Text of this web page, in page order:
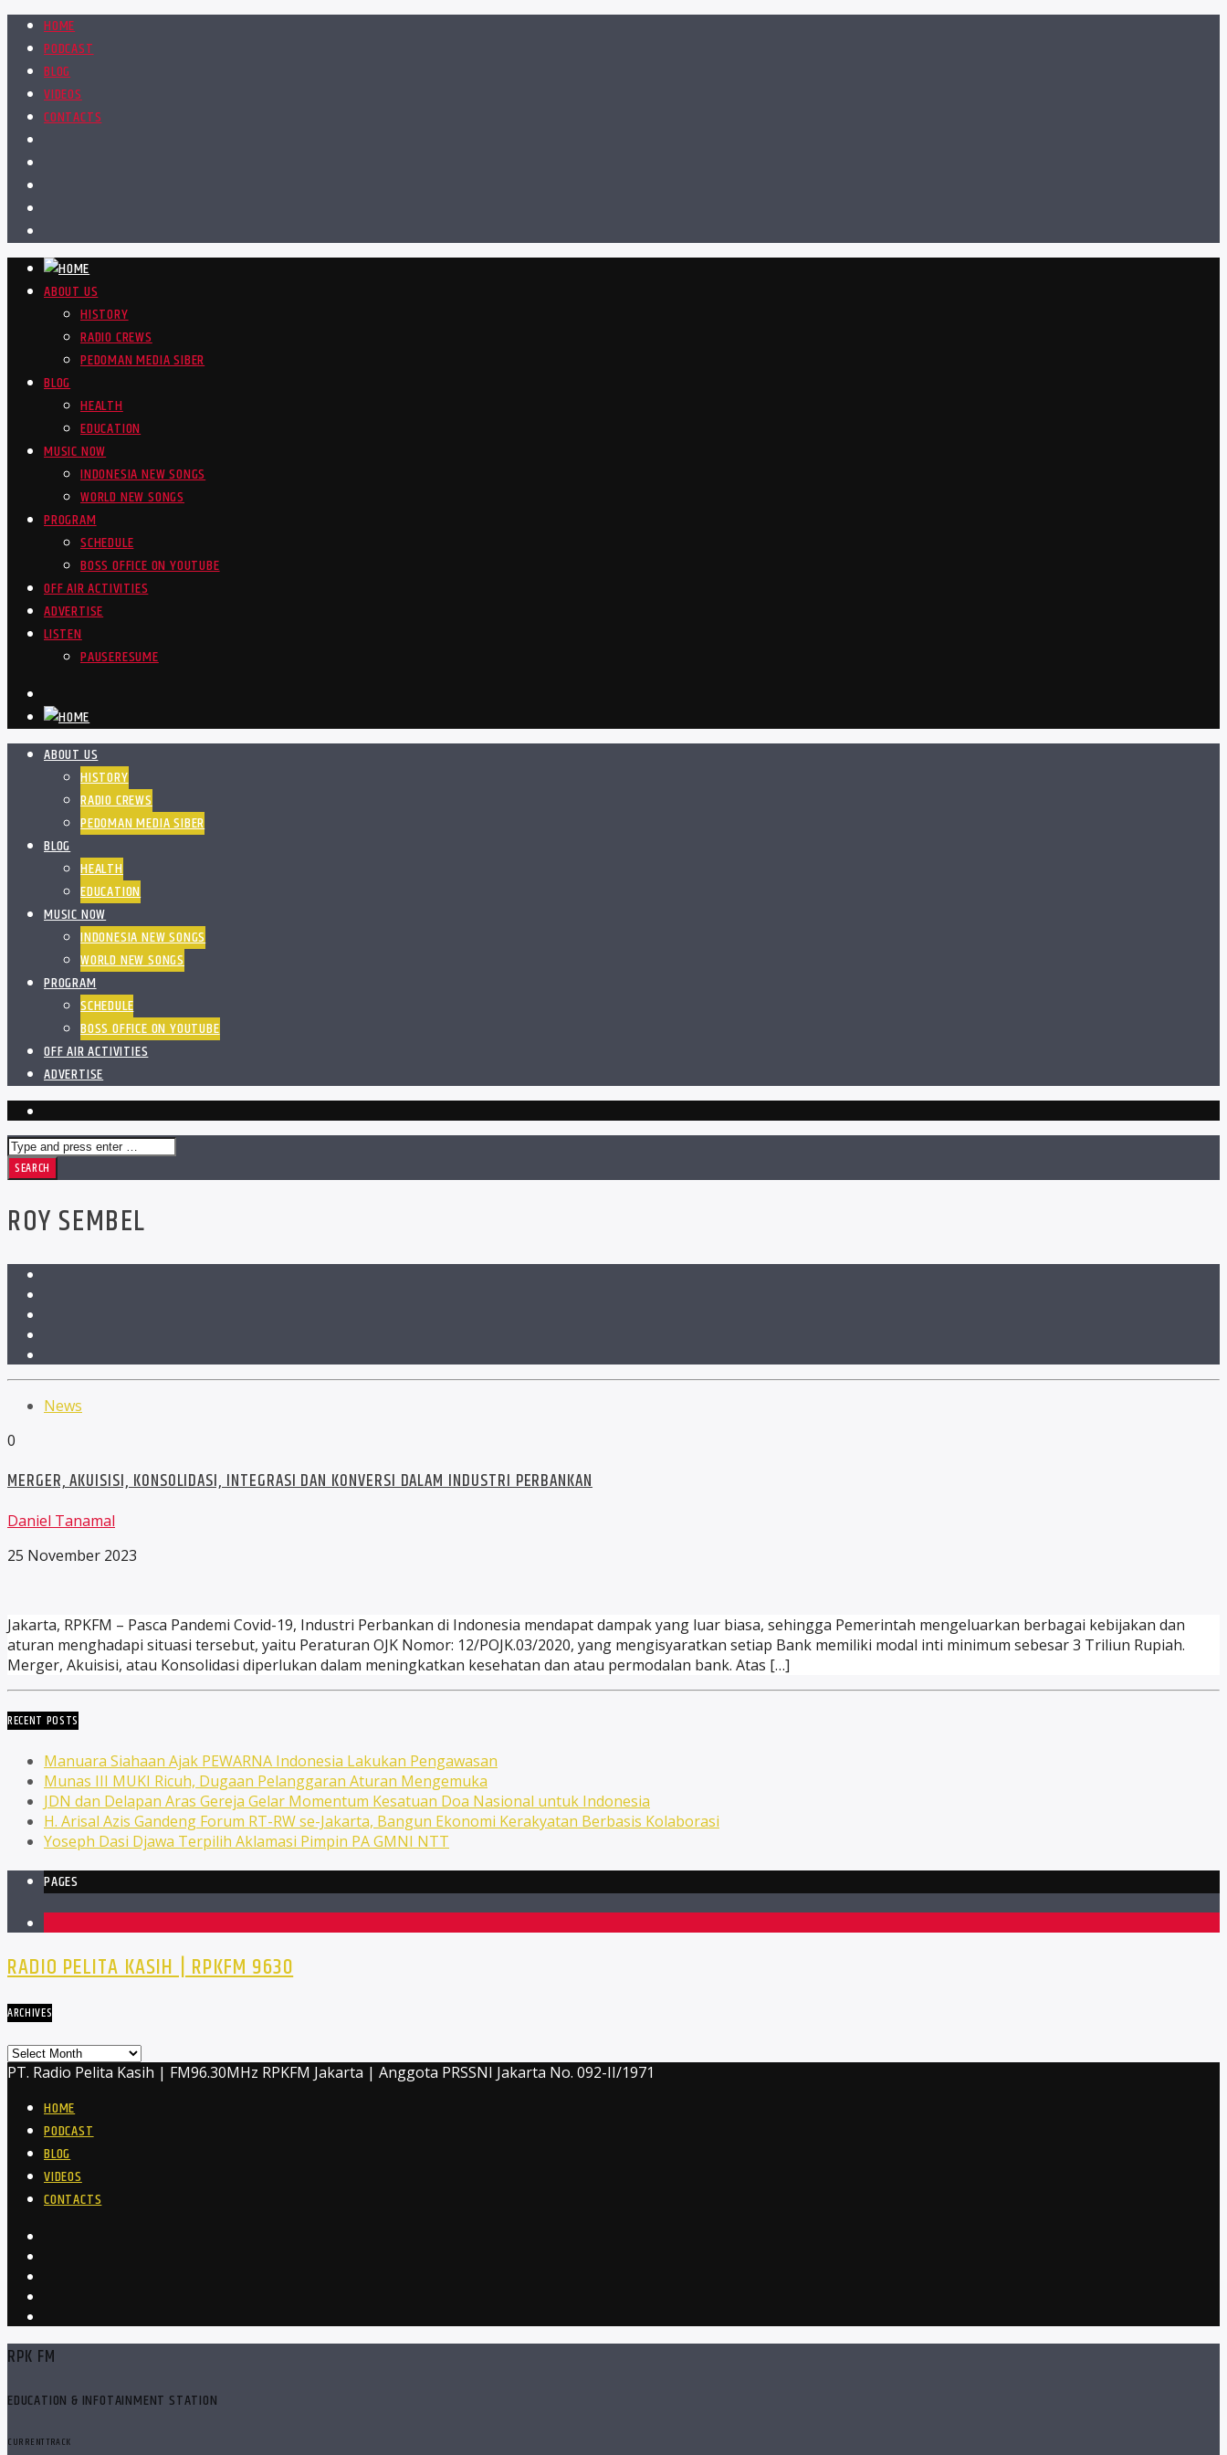
HOME
PODCAST
BLOG
VIDEOS
CONTACTS
ABOUT US
HISTORY
RADIO CREWS
PEDOMAN MEDIA SIBER
BLOG
HEALTH
EDUCATION
MUSIC NOW
INDONESIA NEW SONGS
WORLD NEW SONGS
PROGRAM
SCHEDULE
BOSS OFFICE ON YOUTUBE
OFF AIR ACTIVITIES
ADVERTISE
LISTEN
PAUSERESUME
ABOUT US
HISTORY
RADIO CREWS
PEDOMAN MEDIA SIBER
BLOG
HEALTH
EDUCATION
MUSIC NOW
INDONESIA NEW SONGS
WORLD NEW SONGS
PROGRAM
SCHEDULE
BOSS OFFICE ON YOUTUBE
OFF AIR ACTIVITIES
ADVERTISE
ROY SEMBEL
News
0
MERGER, AKUISISI, KONSOLIDASI, INTEGRASI DAN KONVERSI DALAM INDUSTRI PERBANKAN
Daniel Tanamal
25 November 2023
Jakarta, RPKFM – Pasca Pandemi Covid-19, Industri Perbankan di Indonesia mendapat dampak yang luar biasa, sehingga Pemerintah mengeluarkan berbagai kebijakan dan
aturan menghadapi situasi tersebut, yaitu Peraturan OJK Nomor: 12/POJK.03/2020, yang mengisyaratkan setiap Bank memiliki modal inti minimum sebesar 3 Triliun Rupiah.
Merger, Akuisisi, atau Konsolidasi diperlukan dalam meningkatkan kesehatan dan atau permodalan bank. Atas […]
RECENT POSTS
Manuara Siahaan Ajak PEWARNA Indonesia Lakukan Pengawasan
Munas III MUKI Ricuh, Dugaan Pelanggaran Aturan Mengemuka
JDN dan Delapan Aras Gereja Gelar Momentum Kesatuan Doa Nasional untuk Indonesia
H. Arisal Azis Gandeng Forum RT-RW se-Jakarta, Bangun Ekonomi Kerakyatan Berbasis Kolaborasi
Yoseph Dasi Djawa Terpilih Aklamasi Pimpin PA GMNI NTT
PAGES
RADIO PELITA KASIH | RPKFM 9630
ARCHIVES
Archives
PT. Radio Pelita Kasih | FM96.30MHz RPKFM Jakarta | Anggota PRSSNI Jakarta No. 092-II/1971
HOME
PODCAST
BLOG
VIDEOS
CONTACTS
RPK FM
EDUCATION & INFOTAINMENT STATION
CURRENT TRACK